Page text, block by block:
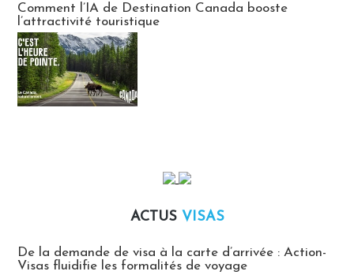
Comment l’IA de Destination Canada booste
l’attractivité touristique
ACTUS VISAS
De la demande de visa à la carte d’arrivée : Action-
Visas fluidifie les formalités de voyage